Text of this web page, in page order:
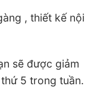
, thiết kế nội
sẽ được giảm
5 trong tuần.